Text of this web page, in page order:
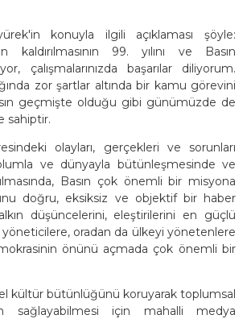
konuyla ilgili açıklaması şöyle:
kaldırılmasının 99. yılını ve Basın
çalışmalarınızda başarılar diliyorum.
zor şartlar altında bir kamu görevini
geçmişte olduğu gibi günümüzde de
sahiptir.
olayları, gerçekleri ve sorunları
ve dünyayla bütünleşmesinde ve
Basın çok önemli bir misyona
doğru, eksiksiz ve objektif bir haber
düşüncelerini, eleştirilerini en güçlü
oradan da ülkeyi yönetenlere
önünü açmada çok önemli bir
kültür bütünlüğünü koruyarak toplumsal
sağlayabilmesi için mahalli medya